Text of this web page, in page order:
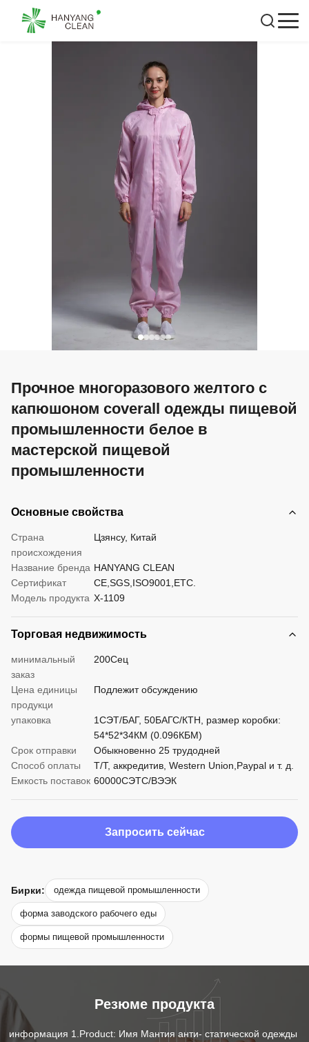
Прочное многоразового желтого с
капюшоном coverall одежды пищевой
промышленности белое в
мастерской пищевой
промышленности
Основные свойства
Страна
происхождения
Цзянсу, Китай
Название бренда HANYANG CLEAN
Сертификат
CE,SGS,ISO9001,ETC.
Модель продукта Х-1109
Торговая недвижимость
минимальный
заказ
200Сец
Цена единицы
продукци
Подлежит обсуждению
упаковка
1СЭТ/БАГ, 50БАГС/КТН, размер коробки:
54*52*34КМ (0.096КБМ)
Срок отправки
Обыкновенно 25 трудодней
Способ оплаты
Т/Т, аккредитив, Western Union,Paypal и т. д.
Емкость поставок 60000СЭТС/ВЭЭК
Запросить сейчас
Бирки: одежда пищевой промышленности
форма заводского рабочего еды
формы пищевой промышленности
Резюме продукта
информация 1.Product: Имя Мантия анти- статической одежды